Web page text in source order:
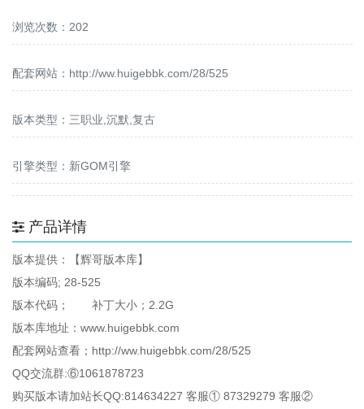
浏览次数：202
配套网站： http://ww.huigebbk.com/28/525
版本类型：三职业,沉默,复古
引擎类型：新GOM引擎
产品详情
版本提供：【辉哥版本库】
版本编码; 28-525
版本代码； 补丁大小；2.2G
版本库地址：www.huigebbk.com
配套网站查看；http://ww.huigebbk.com/28/525
QQ交流群:⑥1061878723
购买版本请加站长QQ:814634227 客服① 87329279 客服②